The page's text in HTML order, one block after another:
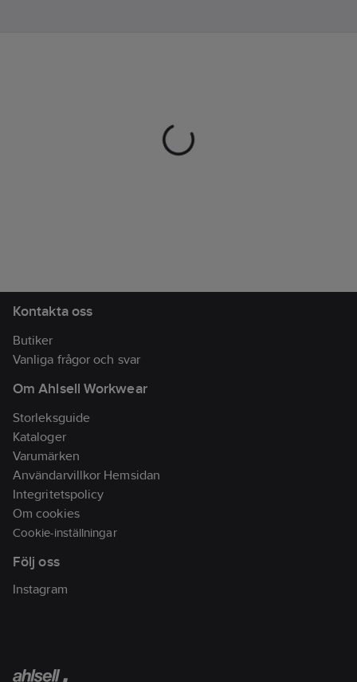
Kontakta oss
Butiker
Vanliga frågor och svar
Om Ahlsell Workwear
Storleksguide
Kataloger
Varumärken
Användarvillkor Hemsidan
Integritetspolicy
Om cookies
Cookie-inställningar
Följ oss
Instagram